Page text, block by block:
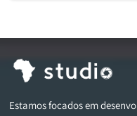
Estamos focados em